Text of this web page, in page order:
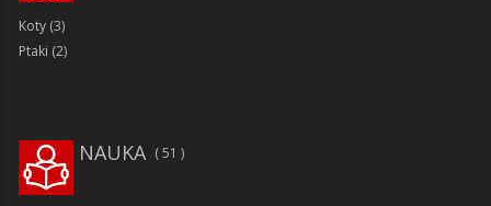
Koty (3)
Ptaki (2)
51
NAUKA